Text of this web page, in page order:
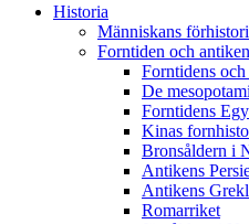
Historia
Människans
Forntiden och antiken
Forntidens
De
Forntidens
Kinas
Bronsåldern i
Antikens
Antikens
Romarriket